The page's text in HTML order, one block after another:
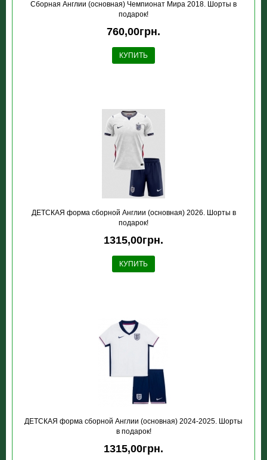
Сборная Англии (основная) Чемпионат Мира 2018. Шорты в
подарок!
760,00грн.
КУПИТЬ
ДЕТСКАЯ форма сборной Англии (основная) 2026. Шорты в
подарок!
1315,00грн.
КУПИТЬ
ДЕТСКАЯ форма сборной Англии (основная) 2024-2025. Шорты
в подарок!
1315,00грн.